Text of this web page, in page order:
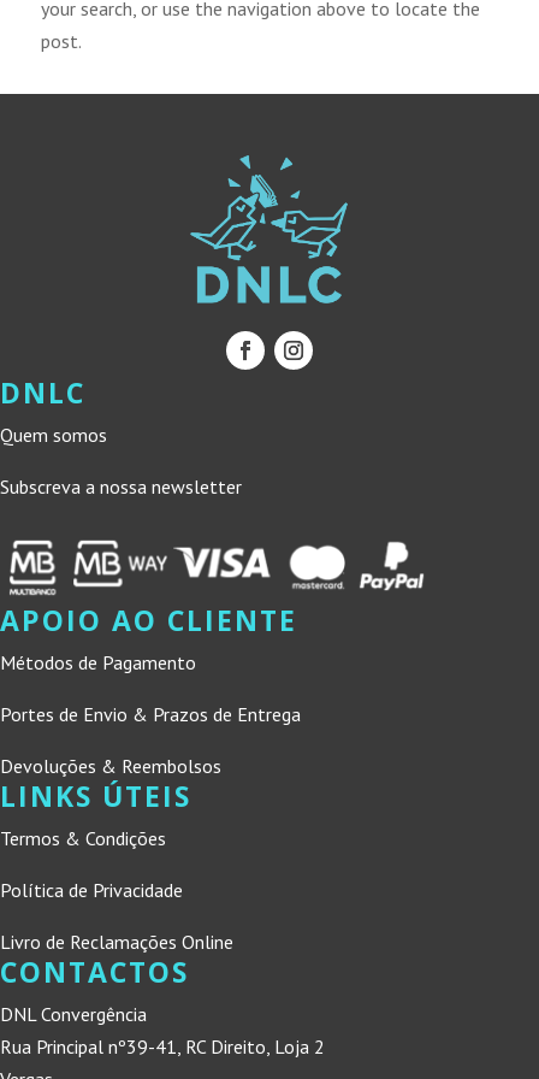
your search, or use the navigation above to locate the
post.
DNLC
Quem somos
Subscreva a nossa newsletter
APOIO AO CLIENTE
Métodos de Pagamento
Portes de Envio & Prazos de Entrega
Devoluções & Reembolsos
LINKS ÚTEIS
Termos & Condições
Política de Privacidade
Livro de Reclamações Online
CONTACTOS
DNL Convergência
Rua Principal nº39-41, RC Direito, Loja 2